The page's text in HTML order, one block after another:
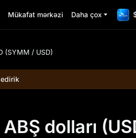
Mükafat mərkəzi Daha çox
(SYMM / USD)
dolları